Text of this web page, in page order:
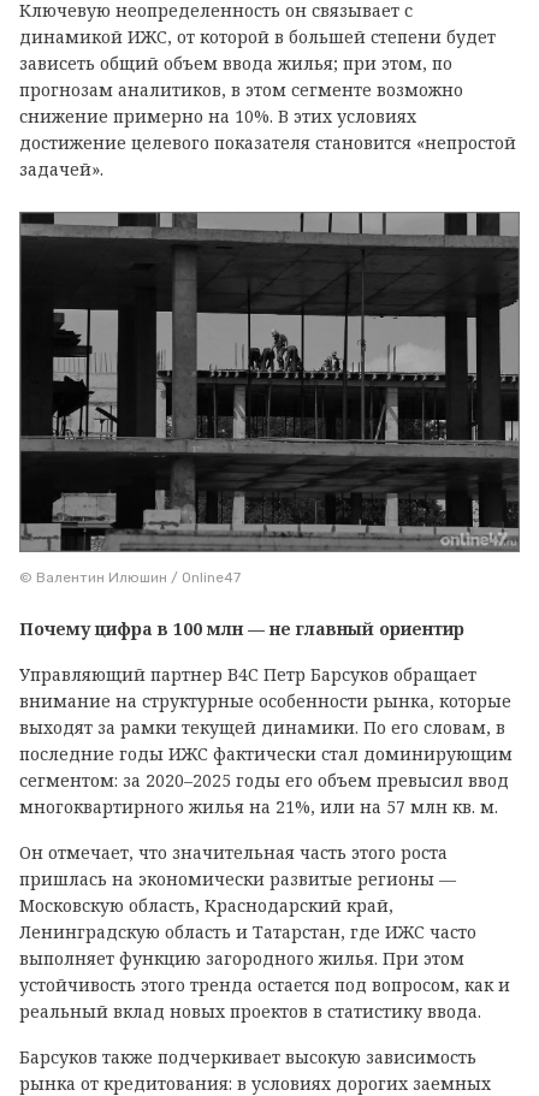
Ключевую неопределенность он связывает с
динамикой ИЖС, от которой в большей степени будет
зависеть общий объем ввода жилья; при этом, по
прогнозам аналитиков, в этом сегменте возможно
снижение примерно на 10%. В этих условиях
достижение целевого показателя становится «непростой
задачей».
© Валентин Илюшин / Online47
Почему цифра в 100 млн — не главный ориентир
Управляющий партнер В4С Петр Барсуков обращает
внимание на структурные особенности рынка, которые
выходят за рамки текущей динамики. По его словам, в
последние годы ИЖС фактически стал доминирующим
сегментом: за 2020–2025 годы его объем превысил ввод
многоквартирного жилья на 21%, или на 57 млн кв. м.
Он отмечает, что значительная часть этого роста
пришлась на экономически развитые регионы —
Московскую область, Краснодарский край,
Ленинградскую область и Татарстан, где ИЖС часто
выполняет функцию загородного жилья. При этом
устойчивость этого тренда остается под вопросом, как и
реальный вклад новых проектов в статистику ввода.
Барсуков также подчеркивает высокую зависимость
рынка от кредитования: в условиях дорогих заемных